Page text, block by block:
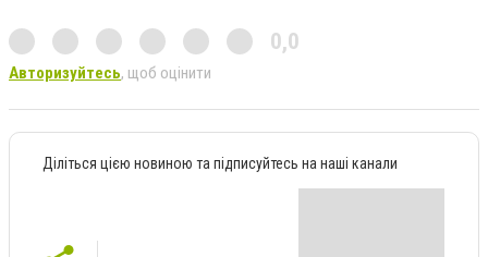
0,0
Авторизуйтесь, щоб оцінити
Діліться цією новиною та підписуйтесь на наші канали